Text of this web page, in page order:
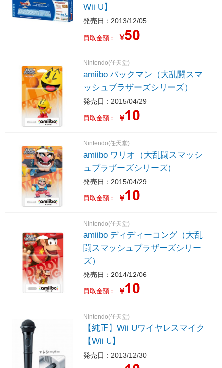
Wii U】
発売日：2013/12/05
買取金額： ￥
Nintendo(任天堂)
amiibo パックマン（大乱闘スマ
ッシュブラザーズシリーズ）
発売日：2015/04/29
買取金額： ￥
Nintendo(任天堂)
amiibo ワリオ（大乱闘スマッシ
ュブラザーズシリーズ）
発売日：2015/04/29
買取金額： ￥
Nintendo(任天堂)
amiibo ディディーコング（大乱
闘スマッシュブラザーズシリー
ズ）
発売日：2014/12/06
買取金額： ￥
Nintendo(任天堂)
【純正】Wii Uワイヤレスマイク
【Wii U】
発売日：2013/12/30